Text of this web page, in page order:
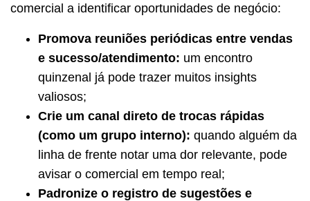
comercial a identificar oportunidades de negócio:
Promova reuniões periódicas entre vendas
e sucesso/atendimento: um encontro
quinzenal já pode trazer muitos insights
valiosos;
Crie um canal direto de trocas rápidas
(como um grupo interno): quando alguém da
linha de frente notar uma dor relevante, pode
avisar o comercial em tempo real;
Padronize o registro de sugestões e